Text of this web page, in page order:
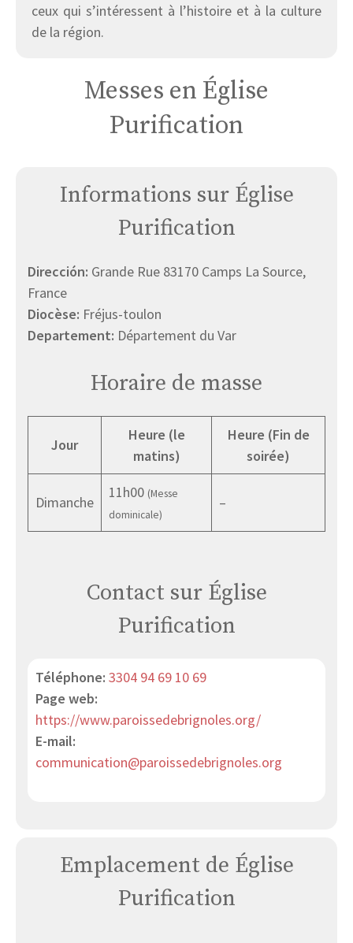
ceux qui s’intéressent à l’histoire et à la culture
de la région.
Messes en Église
Purification
Informations sur Église
Purification
Dirección: Grande Rue 83170 Camps La Source,
France
Diocèse: Fréjus-toulon
Departement: Département du Var
Horaire de masse
Jour
Heure (le
matins)
Heure (Fin de
soirée)
Dimanche
11h00 (Messe
dominicale)
–
Contact sur Église
Purification
Téléphone: 3304 94 69 10 69
Page web:
https://www.paroissedebrignoles.org/
E-mail:
communication@paroissedebrignoles.org
Emplacement de Église
Purification